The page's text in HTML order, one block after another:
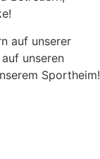
auf unserer
unseren
Sportheim!